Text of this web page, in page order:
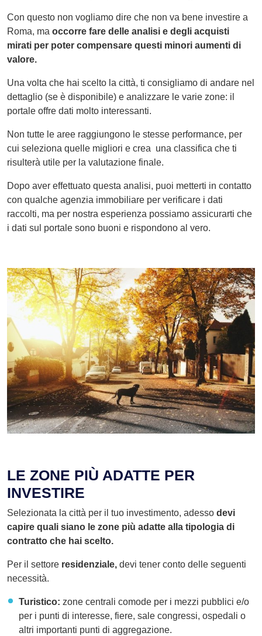
Con questo non vogliamo dire che non va bene investire a
Roma, ma occorre fare delle analisi e degli acquisti
mirati per poter compensare questi minori aumenti di
valore.
Una volta che hai scelto la città, ti consigliamo di andare nel
dettaglio (se è disponibile) e analizzare le varie zone: il
portale offre dati molto interessanti.
Non tutte le aree raggiungono le stesse performance, per
cui seleziona quelle migliori e crea una classifica che ti
risulterà utile per la valutazione finale.
Dopo aver effettuato questa analisi, puoi metterti in contatto
con qualche agenzia immobiliare per verificare i dati
raccolti, ma per nostra esperienza possiamo assicurarti che
i dati sul portale sono buoni e rispondono al vero.
LE ZONE PIÙ ADATTE PER
INVESTIRE
Selezionata la città per il tuo investimento, adesso devi
capire quali siano le zone più adatte alla tipologia di
contratto che hai scelto.
Per il settore residenziale, devi tener conto delle seguenti
necessità.
Turistico: zone centrali comode per i mezzi pubblici e/o
per i punti di interesse, fiere, sale congressi, ospedali o
altri importanti punti di aggregazione.